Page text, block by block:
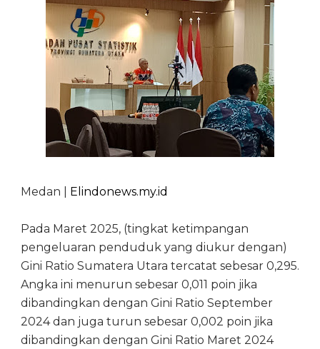
Medan | Elindonews.my.id
Pada Maret 2025, (tingkat ketimpangan
pengeluaran penduduk yang diukur dengan)
Gini Ratio Sumatera Utara tercatat sebesar 0,295.
Angka ini menurun sebesar 0,011 poin jika
dibandingkan dengan Gini Ratio September
2024 dan juga turun sebesar 0,002 poin jika
dibandingkan dengan Gini Ratio Maret 2024